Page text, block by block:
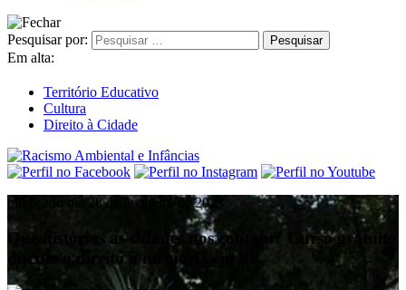
Pesquisar por:
Em alta:
Território Educativo
Cultura
Direito à Cidade
publicado dia 28 de fevereiro de 2023
Que histórias as cidades nos contam? Curso gratuito
discute o direito à memória em SP